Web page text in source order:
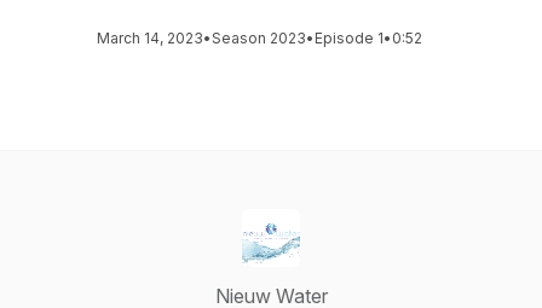
March 14, 2023•Season 2023• Episode 1• 0:52
Nieuw Water